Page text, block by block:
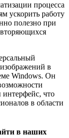
процесса
ускорить работу
полезно при
в
Windows. Он
интерфейс, что
в области
в наших